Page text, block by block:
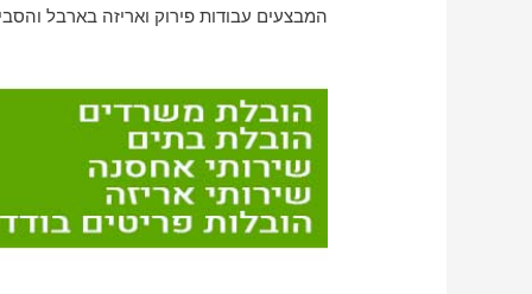
המבצעים עבודות פירוק ואריזה בארבל